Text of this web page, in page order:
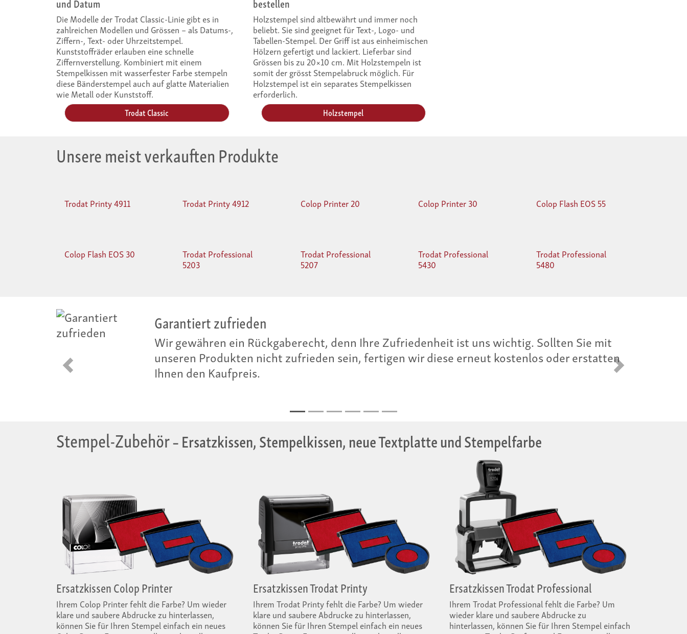
Die Modelle der Trodat Classic-Linie gibt es in
zahlreichen Modellen und Grössen – als Datums-,
Ziffern-, Text- oder Uhrzeitstempel.
Kunststoffräder erlauben eine schnelle
Ziffernverstellung. Kombiniert mit einem
Stempelkissen mit wasserfester Farbe stempeln
diese Bänderstempel auch auf glatte Materialien
wie Metall oder Kunststoff.
Trodat Classic
Holzstempel sind altbewährt und immer noch
beliebt. Sie sind geeignet für Text-, Logo- und
Tabellen-Stempel. Der Griff ist aus einheimischen
Hölzern gefertigt und lackiert. Lieferbar sind
Grössen bis zu 20×10 cm. Mit Holzstempeln ist
somit der grösst Stempelabruck möglich. Für
Holzstempel ist ein separates Stempelkissen
erforderlich.
Holzstempel
Unsere meist verkauften Produkte
Trodat Printy 4911 Trodat Printy 4912 Colop Printer 20 Colop Printer 30 Colop Flash EOS 55
Colop Flash EOS 30 Trodat Professional
5203
Trodat Professional
5207
Trodat Professional
5430
Trodat Professional
5480
Preisgarantie
Wir scheuen keinen Preisvergleich – darum gewähren wir Ihnen Preisgarantie. Wenn Sie das
gleiche Produkt bei gleichem Service bei einem anderen Anbieter billiger finden, erstatten
Ihnen die Preis-Differenz zurück. Vorwärts
Stempel-Zubehör– Ersatzkissen, Stempelkissen, neue Textplatte und Stempelfarbe
Ersatzkissen Colop Printer
Ihrem Colop Printer fehlt die Farbe? Um wieder
klare und saubere Abdrucke zu hinterlassen,
können Sie für Ihren Stempel einfach ein neues
Ersatzkissen Trodat Printy
Ihrem Trodat Printy fehlt die Farbe? Um wieder
klare und saubere Abdrucke zu hinterlassen,
können Sie für Ihren Stempel einfach ein neues
Ersatzkissen Trodat Professional
Ihrem Trodat Professional fehlt die Farbe? Um
wieder klare und saubere Abdrucke zu
hinterlassen, können Sie für Ihren Stempel einfach